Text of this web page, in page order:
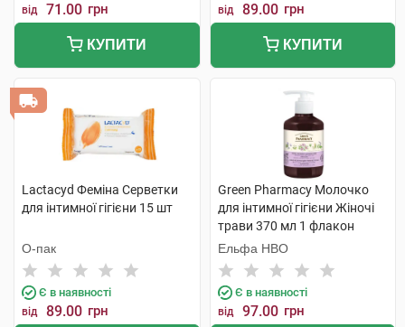
від 71.00 грн
КУПИТИ
від 89.00 грн
КУПИТИ
Lactacyd Феміна Серветки
для інтимної гігієни 15 шт
О-пак
Є в наявності
від 89.00 грн
Green Pharmacy Молочко
для інтимної гігієни Жіночі
трави 370 мл 1 флакон
Ельфа НВО
Є в наявності
від 97.00 грн